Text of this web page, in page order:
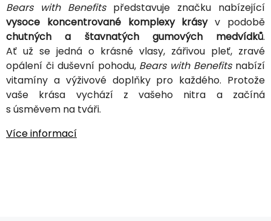
Bears with Benefitspředstavuje značku nabízející
vysoce koncentrované komplexy krásyv podobě
chutných a štavnatých gumových medvídků.
Ať už se jedná o krásné vlasy, zářivou pleť, zravé
opálení či duševní pohodu, Bears with Benefitsnabízí
vitamíny a výživové doplňky pro každého. Protože
vaše krása vychází z vašeho nitra a začíná
s úsměvem na tváři.
Více informací